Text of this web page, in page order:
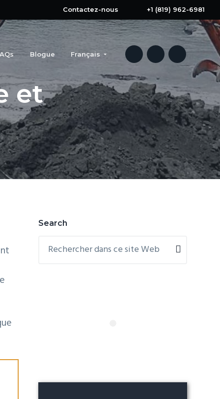
+1 (819) 962-6981
Contactez-nous
Blogue Français
et
Barre
latérale
Search
dans